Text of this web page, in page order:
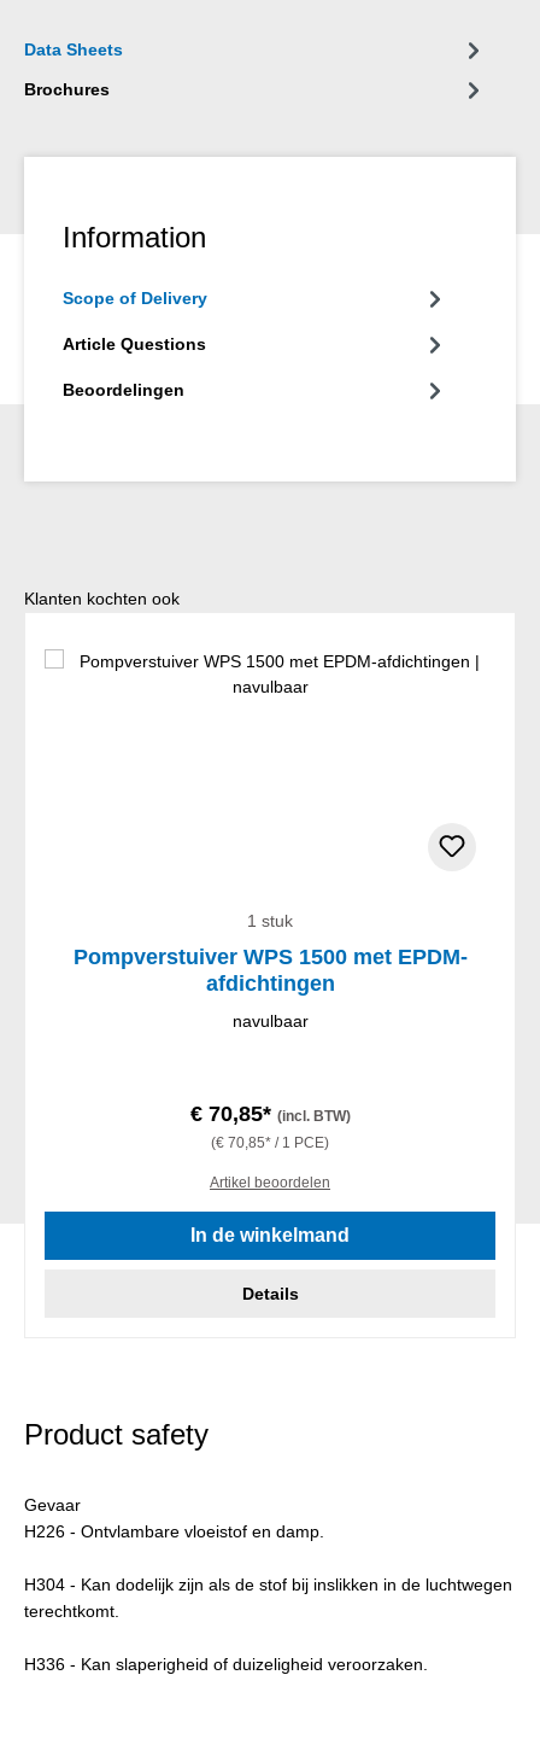
Data Sheets
Brochures
Information
Scope of Delivery
Article Questions
Beoordelingen
Productgalerij overslaan
Klanten kochten ook
1 stuk
Pompverstuiver WPS 1500 met EPDM-
afdichtingen
navulbaar
€ 70,85* (incl. BTW)
(€ 70,85* / 1 PCE)
Artikel beoordelen
In de winkelmand
Details
Product safety
Gevaar
H226 - Ontvlambare vloeistof en damp.
H304 - Kan dodelijk zijn als de stof bij inslikken in de luchtwegen
terechtkomt.
H336 - Kan slaperigheid of duizeligheid veroorzaken.